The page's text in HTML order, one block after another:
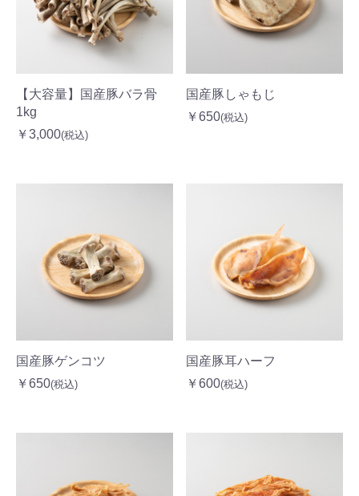
【大容量】国産豚バラ骨
1kg
￥3,000(税込)
国産豚しゃもじ
￥650(税込)
国産豚ゲンコツ
￥650(税込)
国産豚耳ハーフ
￥600(税込)